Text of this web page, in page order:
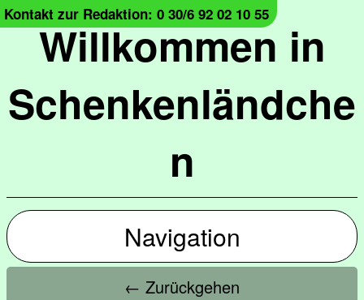
Willkommen in
Schenkenländche
n
Kontakt zur Redaktion: 0 30/6 92 02 10 55
Navigation
← Zurückgehen